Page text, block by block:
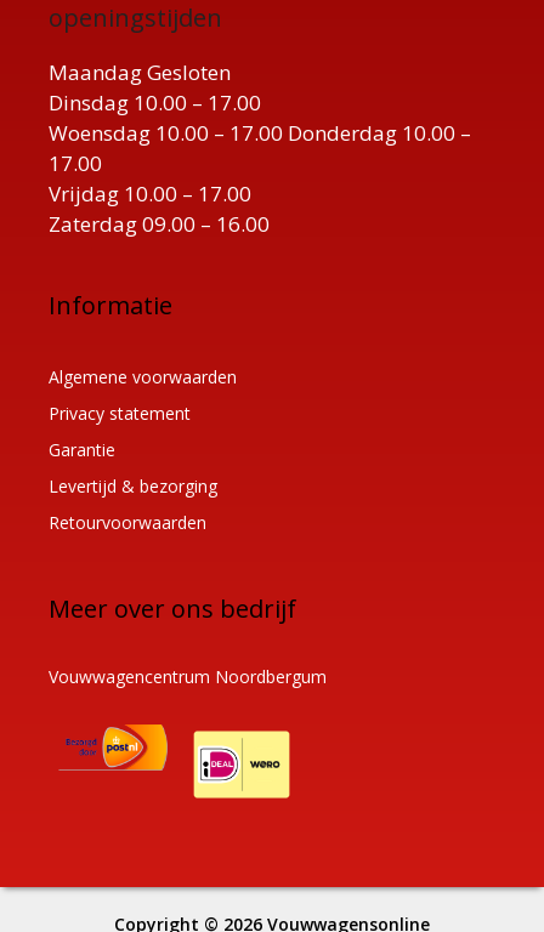
openingstijden
Maandag Gesloten
Dinsdag 10.00 – 17.00
Woensdag 10.00 – 17.00 Donderdag 10.00 –
17.00
Vrijdag 10.00 – 17.00
Zaterdag 09.00 – 16.00
Informatie
Algemene voorwaarden
Privacy statement
Garantie
Levertijd & bezorging
Retourvoorwaarden
Meer over ons bedrijf
Vouwwagencentrum Noordbergum
Copyright © 2026 Vouwwagensonline